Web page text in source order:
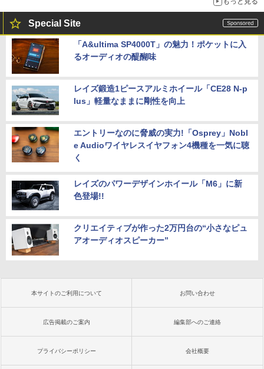
Special Site
「A&ultima SP4000T」の魅力！ポケットに入
るオーディオの醍醐味
レイズ鍛造1ピースアルミホイール「CE28 N-p
lus」軽量なままに剛性を向上
エントリーなのに脅威の実力!「Osprey」Nobl
e Audioワイヤレスイヤフォン4機種を一気に聴
く
レイズのパワーデザインホイール「M6」に新
色登場!!
クリエイティブが作った2万円台の“小さなピュ
アオーディオスピーカー”
本サイトのご利用について お問い合わせ
広告掲載のご案内 編集部へのご連絡
プライバシーポリシー 会社概要